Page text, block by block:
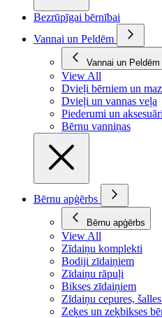
Bezrūpīgai bērnībai
Vannai un Peldēm
Vannai un Peldēm
View All
Dvieļi bērniem un
Dvieļi un vannas veļa
Piederumi un aksesuāri
Bērnu vanniņas
Bērnu apģērbs
Bērnu apģērbs
View All
Zīdaiņu komplekti
Bodiji zīdaiņiem
Zīdaiņu rāpuļi
Bikses zīdaiņiem
Zīdaiņu cepures,
Zeķes un zeķbikses